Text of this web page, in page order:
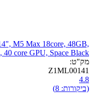
M5 Max 18core, 48GB,
40 core GPU, Space Black
מק"ט:
Z1ML00141
4.8
(ביקורות: 8)